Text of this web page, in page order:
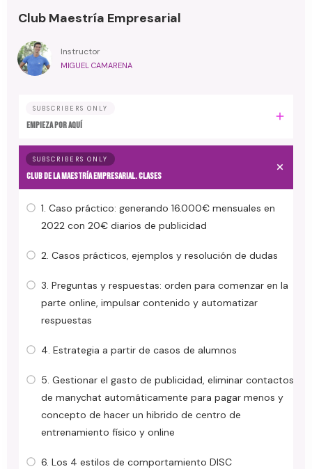
Club Maestría Empresarial
Instructor
MIGUEL CAMARENA
SUBSCRIBERS ONLY
EMPIEZA POR AQUÍ
SUBSCRIBERS ONLY
CLUB DE LA MAESTRÍA EMPRESARIAL. Clases
1. Caso práctico: generando 16.000€ mensuales en
2022 con 20€ diarios de publicidad
2. Casos prácticos, ejemplos y resolución de dudas
3. Preguntas y respuestas: orden para comenzar en la
parte online, impulsar contenido y automatizar
respuestas
4. Estrategia a partir de casos de alumnos
5. Gestionar el gasto de publicidad, eliminar contactos
de manychat automáticamente para pagar menos y
concepto de hacer un hibrido de centro de
entrenamiento físico y online
6. Los 4 estilos de comportamiento DISC